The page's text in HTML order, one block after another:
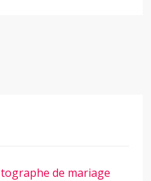
de mariage